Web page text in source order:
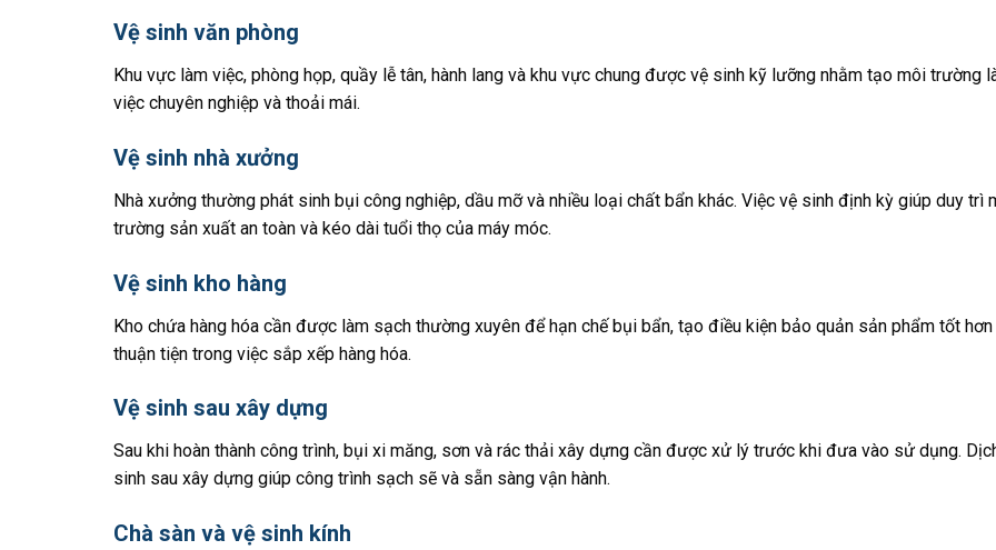
Vệ sinh văn phòng
Khu vực làm việc, phòng họp, quầy lễ tân, hành lang và khu vực chung được vệ sinh kỹ lưỡng nhằm tạo môi trường
việc chuyên nghiệp và thoải mái.
Vệ sinh nhà xưởng
Nhà xưởng thường phát sinh bụi công nghiệp, dầu mỡ và nhiều loại chất bẩn khác. Việc vệ sinh định kỳ giúp duy trì
trường sản xuất an toàn và kéo dài tuổi thọ của máy móc.
Vệ sinh kho hàng
Kho chứa hàng hóa cần được làm sạch thường xuyên để hạn chế bụi bẩn, tạo điều kiện bảo quản sản phẩm tốt hơn
thuận tiện trong việc sắp xếp hàng hóa.
Vệ sinh sau xây dựng
Sau khi hoàn thành công trình, bụi xi măng, sơn và rác thải xây dựng cần được xử lý trước khi đưa vào sử dụng.
sinh sau xây dựng giúp công trình sạch sẽ và sẵn sàng vận hành.
Chà sàn và vệ sinh kính